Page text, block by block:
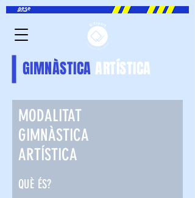
GIMNÀSTICAARTÍSTICA
MODALITAT
GIMNÀSTICA
ARTÍSTICA
QUÈ ÉS?